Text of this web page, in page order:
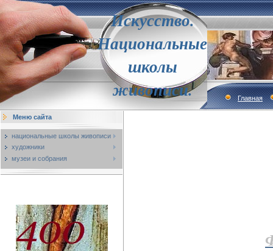
Искусство.
Национальные
школы
живописи.
Главная
Меню сайта
национальные школы живописи
художники
музеи и собрания